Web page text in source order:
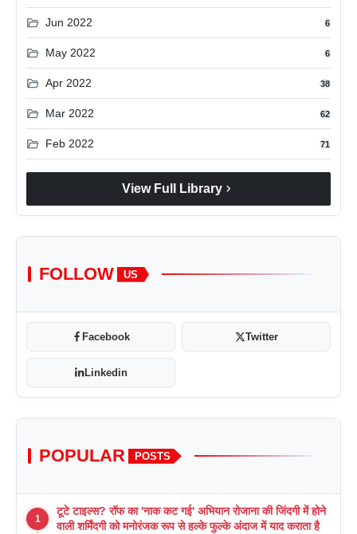
folder_open Jun 2022 6
folder_open May 2022 6
folder_open Apr 2022 38
folder_open Mar 2022 62
folder_open Feb 2022 71
View Full Library chevron_right
FOLLOW US
Facebook Twitter
Linkedin
POPULAR POSTS
1
टूटे टाइल्स? रॉफ का 'नाक कट गई' अभियान रोजाना की जिंदगी में होने
वाली शर्मिंदगी को मनोरंजक रूप से हल्के फुल्के अंदाज में याद कराता है